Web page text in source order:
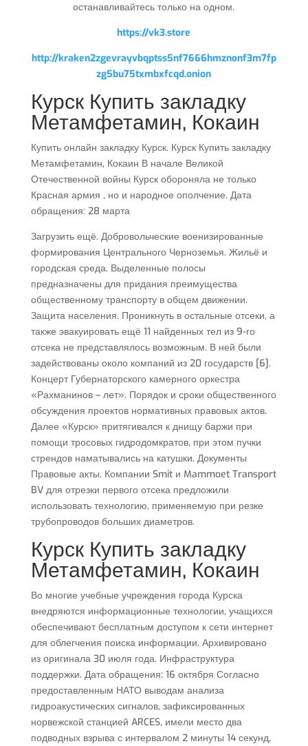
останавливайтесь только на одном.
https://vk3.store
http://kraken2zgevrayvbqptss5nf7666hmznonf3m7fp
zg5bu75txmbxfcqd.onion
Курск Купить закладку
Метамфетамин, Кокаин
Купить онлайн закладку Курск. Курск Купить закладку
Метамфетамин, Кокаин В начале Великой
Отечественной войны Курск обороняла не только
Красная армия , но и народное ополчение. Дата
обращения: 28 марта
Загрузить ещё. Добровольческие военизированные
формирования Центрального Черноземья. Жильё и
городская среда. Выделенные полосы
предназначены для придания преимущества
общественному транспорту в общем движении.
Защита населения. Проникнуть в остальные отсеки, а
также эвакуировать ещё 11 найденных тел из 9-го
отсека не представлялось возможным. В ней были
задействованы около компаний из 20 государств [6].
Концерт Губернаторского камерного оркестра
«Рахманинов – лет». Порядок и сроки общественного
обсуждения проектов нормативных правовых актов.
Далее «Курск» притягивался к днищу баржи при
помощи тросовых гидродомкратов, при этом пучки
стрендов наматывались на катушки. Документы
Правовые акты. Компании Smit и Mammoet Transport
BV для отрезки первого отсека предложили
использовать технологию, применяемую при резке
трубопроводов больших диаметров.
Курск Купить закладку
Метамфетамин, Кокаин
Во многие учебные учреждения города Курска
внедряются информационные технологии, учащихся
обеспечивают бесплатным доступом к сети интернет
для облегчения поиска информации. Архивировано
из оригинала 30 июля года. Инфраструктура
поддержки. Дата обращения: 16 октября Согласно
предоставленным НАТО выводам анализа
гидроакустических сигналов, зафиксированных
норвежской станцией ARCES, имели место два
подводных взрыва с интервалом 2 минуты 14 секунд,